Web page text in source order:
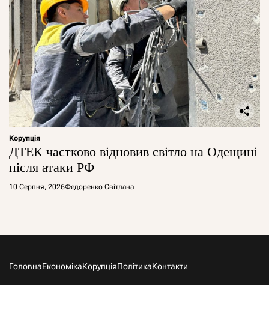
Корупція
ДТЕК частково відновив світло на Одещині
після атаки РФ
10 Серпня, 2026Федоренко Світлана
ГоловнаЕкономікаКорупціяПолітикаКонтакти